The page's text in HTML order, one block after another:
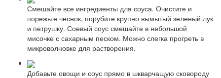
Смешайте все ингредиенты для соуса. Очистите и
порежьте чеснок, порубите крупно вымытый зеленый лук
и петрушку. Соевый соус смешайте в небольшой
мисочке с сахарным песком. Можно слегка прогреть в
микроволновке для растворения.
Добавьте овощи и соус прямо в шкварчащую сковороду